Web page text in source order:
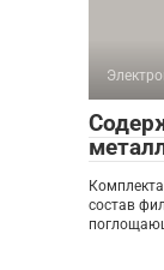
состав